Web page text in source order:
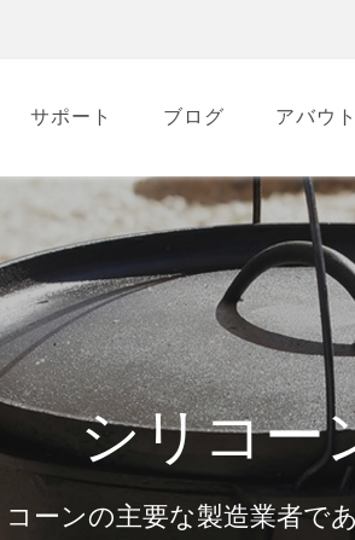
サポート ブログ アバウ
シリコー
ーンの主要な製造業者で